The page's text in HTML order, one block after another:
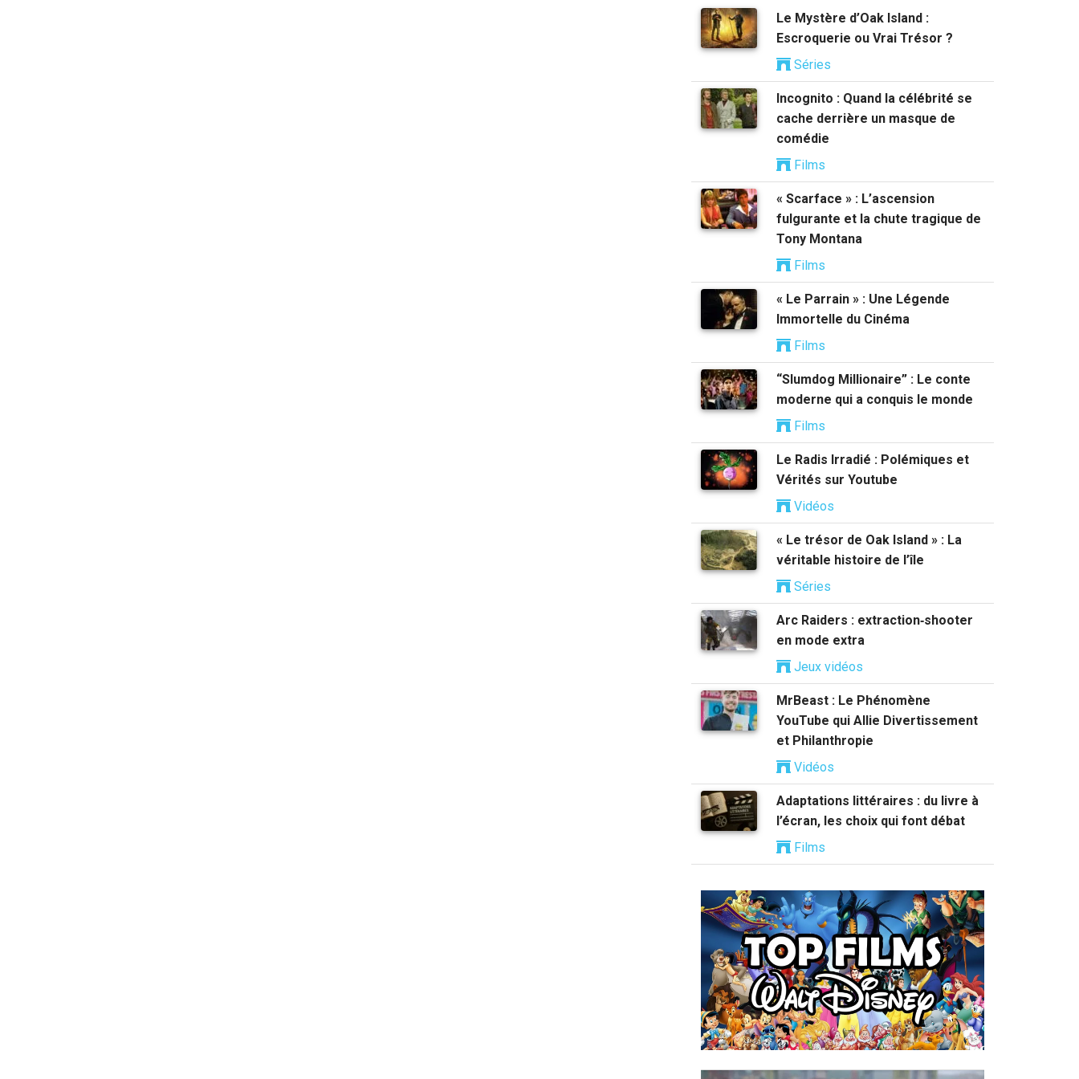
Le Mystère d’Oak Island :
Escroquerie ou Vrai Trésor ?
Séries
Incognito : Quand la célébrité se
cache derrière un masque de
comédie
Films
« Scarface » : L’ascension
fulgurante et la chute tragique de
Tony Montana
Films
« Le Parrain » : Une Légende
Immortelle du Cinéma
Films
“Slumdog Millionaire” : Le conte
moderne qui a conquis le monde
Films
Le Radis Irradié : Polémiques et
Vérités sur Youtube
Vidéos
« Le trésor de Oak Island » : La
véritable histoire de l’île
Séries
Arc Raiders : extraction‑shooter
en mode extra
Jeux vidéos
MrBeast : Le Phénomène
YouTube qui Allie Divertissement
et Philanthropie
Vidéos
Adaptations littéraires : du livre à
l’écran, les choix qui font débat
Films